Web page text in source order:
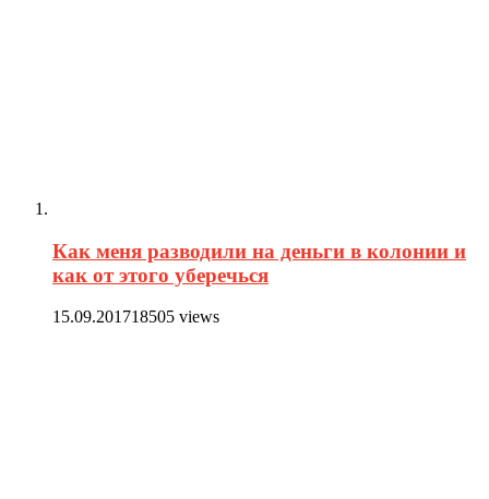
Как меня разводили на деньги в колонии и
как от этого уберечься
15.09.201718505 views